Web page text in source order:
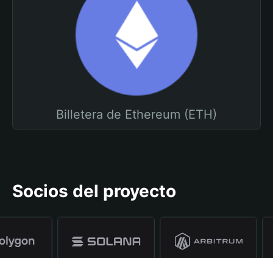
Billetera de Ethereum (ETH)
Socios del proyecto